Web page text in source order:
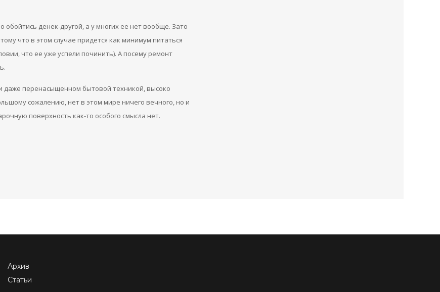
денек-другой, а у многих ее нет вообще. Зато
что в этом случае придется как минимум питаться
что ее уже успели починить). А посему ремонт
перенасыщенном бытовой техникой, высоко
сожалению, нет в этом мире ничего вечного, но и
поверхность как-то особого смысла нет.
Архив
Статьи